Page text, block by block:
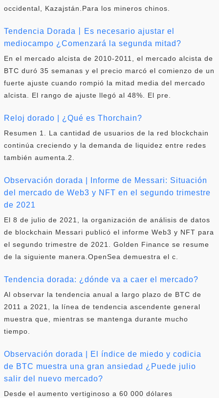
occidental, Kazajstán.Para los mineros chinos.
Tendencia Dorada丨Es necesario ajustar el
mediocampo ¿Comenzará la segunda mitad?
En el mercado alcista de 2010-2011, el mercado alcista de
BTC duró 35 semanas y el precio marcó el comienzo de un
fuerte ajuste cuando rompió la mitad media del mercado
alcista. El rango de ajuste llegó al 48%. El pre.
Reloj dorado | ¿Qué es Thorchain?
Resumen 1. La cantidad de usuarios de la red blockchain
continúa creciendo y la demanda de liquidez entre redes
también aumenta.2.
Observación dorada | Informe de Messari: Situación
del mercado de Web3 y NFT en el segundo trimestre
de 2021
El 8 de julio de 2021, la organización de análisis de datos
de blockchain Messari publicó el informe Web3 y NFT para
el segundo trimestre de 2021. Golden Finance se resume
de la siguiente manera.OpenSea demuestra el c.
Tendencia dorada: ¿dónde va a caer el mercado?
Al observar la tendencia anual a largo plazo de BTC de
2011 a 2021, la línea de tendencia ascendente general
muestra que, mientras se mantenga durante mucho
tiempo.
Observación dorada | El índice de miedo y codicia
de BTC muestra una gran ansiedad ¿Puede julio
salir del nuevo mercado?
Desde el aumento vertiginoso a 60 000 dólares